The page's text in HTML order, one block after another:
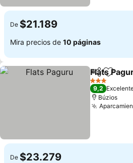
De $21.189
Mira precios de 10 páginas
Compartir
Flats
3 Estrellas
9,2
Búzios
De $23.279